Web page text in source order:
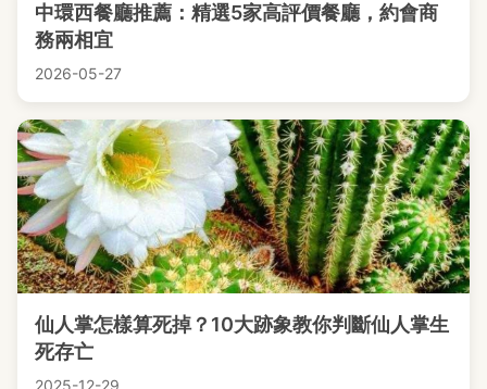
中環西餐廳推薦：精選5家高評價餐廳，約會商
務兩相宜
2026-05-27
仙人掌怎樣算死掉？10大跡象教你判斷仙人掌生
死存亡
2025-12-29